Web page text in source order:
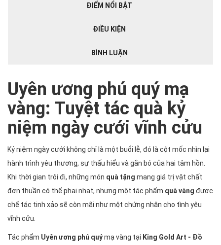
ĐIỂM NỔI BẬT
ĐIỀU KIỆN
BÌNH LUẬN
Uyên ương phú quý mạ
vàng: Tuyệt tác quà kỷ
niệm ngày cưới vĩnh cửu
Kỷ niệm ngày cưới không chỉ là một buổi lễ, đó là cột mốc nhìn lại
hành trình yêu thương, sự thấu hiểu và gắn bó của hai tâm hồn.
Khi thời gian trôi đi, những món quà tặng mang giá trị vật chất
đơn thuần có thể phai nhạt, nhưng một tác phẩm quà vàng được
chế tác tinh xảo sẽ còn mãi như một chứng nhân cho tình yêu
vĩnh cửu.
Tác phẩm Uyên ương phú quýmạ vàng tại King Gold Art - Đồ